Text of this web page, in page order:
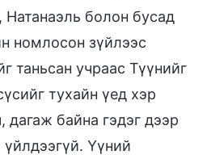
болон бусад
номлосон зүйлээс
таньсан учраас Түүнийг
тухайн үед хэр
дагаж байна гэдэг дээр
үйлдээгүй. Үүний